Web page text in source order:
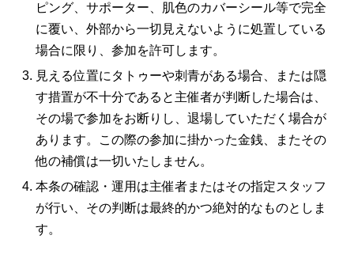
ピング、サポーター、肌色のカバーシール等で完全
に覆い、外部から一切見えないように処置している
場合に限り、参加を許可します。
見える位置にタトゥーや刺青がある場合、または隠
す措置が不十分であると主催者が判断した場合は、
その場で参加をお断りし、退場していただく場合が
あります。この際の参加に掛かった金銭、またその
他の補償は一切いたしません。
本条の確認・運用は主催者またはその指定スタッフ
が行い、その判断は最終的かつ絶対的なものとしま
す。